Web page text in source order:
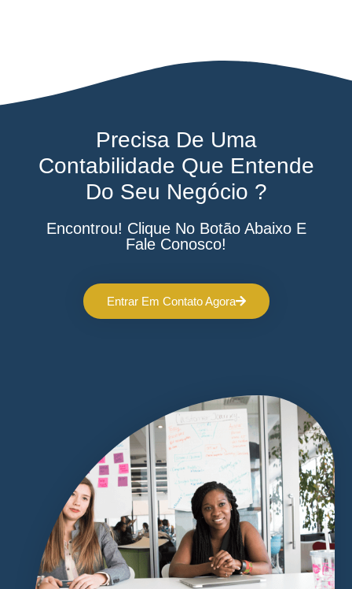
Precisa De Uma
Contabilidade Que Entende
Do Seu Negócio ?
Encontrou! Clique No Botão Abaixo E
Fale Conosco!
Entrar Em Contato Agora